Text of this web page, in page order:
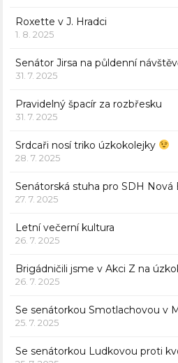
Roxette v J. Hradci
1. 8. 2025
Senátor Jirsa na půldenní
31. 7. 2025
Pravidelný špacír za rozbřesku
31. 7. 2025
Srdcaři nosí triko úzkokolejky
28. 7. 2025
Senátorská stuha pro SDH Nová
27. 7. 2025
Letní večerní kultura
26. 7. 2025
Brigádničili jsme v Akci Z na
26. 7. 2025
Se senátorkou Smotlachovou v
25. 7. 2025
Se senátorkou Ludkovou proti